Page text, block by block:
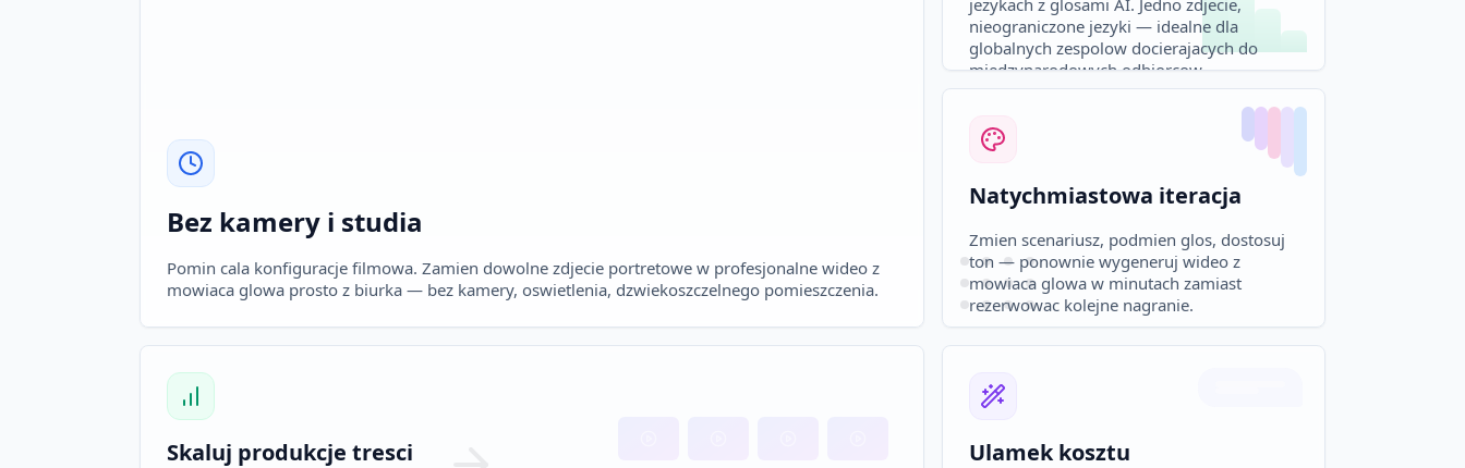
Bez kamery i studia
Pomin cala konfiguracje filmowa. Zamien dowolne zdjecie portretowe w profesjonalne wideo z
mowiaca glowa prosto z biurka — bez kamery, oswietlenia, dzwiekoszczelnego pomieszczenia.
jezykach z glosami AI. Jedno zdjecie,
nieograniczone jezyki — idealne dla
globalnych zespolow docierajacych do
miedzynarodowych odbiorcow.
Natychmiastowa iteracja
Zmien scenariusz, podmien glos, dostosuj
ton — ponownie wygeneruj wideo z
mowiaca glowa w minutach zamiast
rezerwowac kolejne nagranie.
Skaluj produkcje tresci Ulamek kosztu